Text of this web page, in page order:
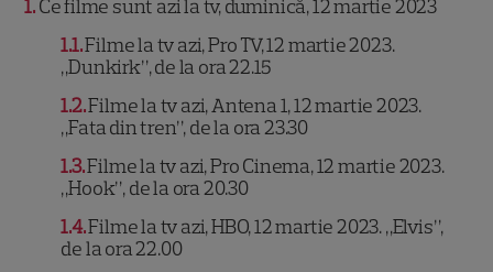
1 Ce filme sunt azi la tv, duminică, 12 martie 2023
1.1Filme la tv azi, Pro TV, 12 martie 2023.
„Dunkirk”, de la ora 22.15
1.2Filme la tv azi, Antena 1, 12 martie 2023.
„Fata din tren”, de la ora 23.30
1.3Filme la tv azi, Pro Cinema, 12 martie 2023.
„Hook”, de la ora 20.30
1.4Filme la tv azi, HBO, 12 martie 2023. „Elvis”,
de la ora 22.00